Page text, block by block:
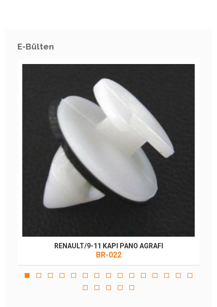
E-Bülten
RENAULT/9-11 KAPI PANO AGRAFI
BR-022